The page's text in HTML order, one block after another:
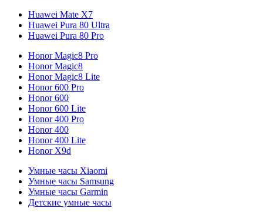
Huawei Mate X7
Huawei Pura 80 Ultra
Huawei Pura 80 Pro
Honor Magic8 Pro
Honor Magic8
Honor Magic8 Lite
Honor 600 Pro
Honor 600
Honor 600 Lite
Honor 400 Pro
Honor 400
Honor 400 Lite
Honor X9d
Умные часы Xiaomi
Умные часы Samsung
Умные часы Garmin
Детские умные часы